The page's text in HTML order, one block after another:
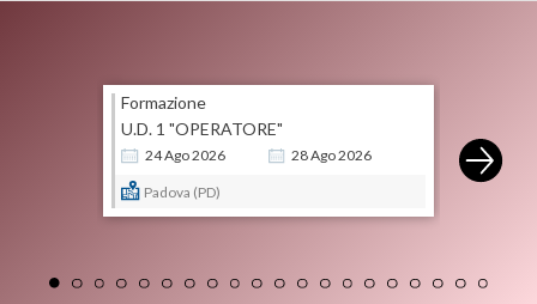
Formazione
24Ago2026 28Ago2026
U.D. 1 "OPERATORE"
Padova (PD)